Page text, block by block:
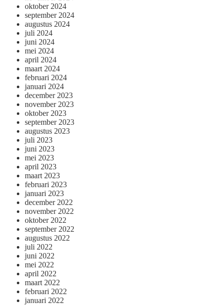
oktober 2024
september 2024
augustus 2024
juli 2024
juni 2024
mei 2024
april 2024
maart 2024
februari 2024
januari 2024
december 2023
november 2023
oktober 2023
september 2023
augustus 2023
juli 2023
juni 2023
mei 2023
april 2023
maart 2023
februari 2023
januari 2023
december 2022
november 2022
oktober 2022
september 2022
augustus 2022
juli 2022
juni 2022
mei 2022
april 2022
maart 2022
februari 2022
januari 2022